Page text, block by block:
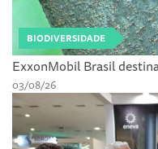
BIODIVERSIDADE
ExxonMobil Brasil
03/08/26